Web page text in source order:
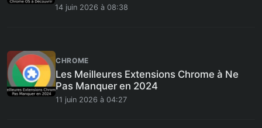
14 juin 2026 à 08:38
CHROME
Les Meilleures Extensions Chrome à Ne
Pas Manquer en 2024
11 juin 2026 à 04:27